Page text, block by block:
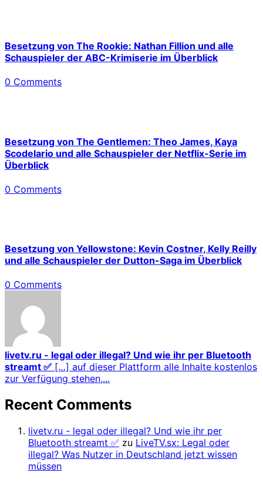
Besetzung von The Rookie: Nathan Fillion und alle
Schauspieler der ABC-Krimiserie im Überblick
0 Comments
Besetzung von The Gentlemen: Theo James, Kaya
Scodelario und alle Schauspieler der Netflix-Serie im
Überblick
0 Comments
Besetzung von Yellowstone: Kevin Costner, Kelly Reilly
und alle Schauspieler der Dutton-Saga im Überblick
0 Comments
livetv.ru - legal oder illegal? Und wie ihr per Bluetooth
streamt ✅ […] auf dieser Plattform alle Inhalte kostenlos
zur Verfügung stehen,...
Recent Comments
livetv.ru - legal oder illegal? Und wie ihr per
Bluetooth streamt ✅ zu LiveTV.sx: Legal oder
illegal? Was Nutzer in Deutschland jetzt wissen
müssen